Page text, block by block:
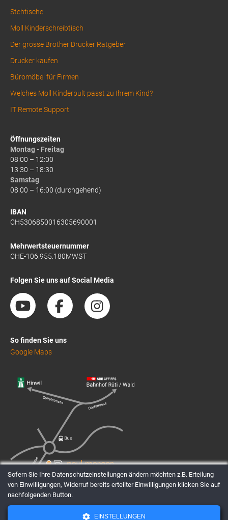
Stehtische
Moll Kinderschreibtisch
Der grosse Brother Drucker Ratgeber
Drucker kaufen
Büromöbel für Firmen
Welches Moll Kinderpult passt zu Ihrem Kind?
IT Remote Support
Öffnungszeiten
Montag - Freitag
08:00 – 12:00
13:30 – 18:30
Samstag
08:00 – 16:00 (durchgehend)
IBAN
CH5306850016305690001
Mehrwertsteuernummer
CHE-106.955.180MWST
Folgen Sie uns auf Social Media
So finden Sie uns
Google Maps
Sofern Sie Ihre Datenschutzeinstellungen ändern möchten z.B. Erteilung
von Einwilligungen, Widerruf bereits erteilter Einwilligungen klicken Sie auf
nachfolgenden Button.
EINSTELLUNGEN